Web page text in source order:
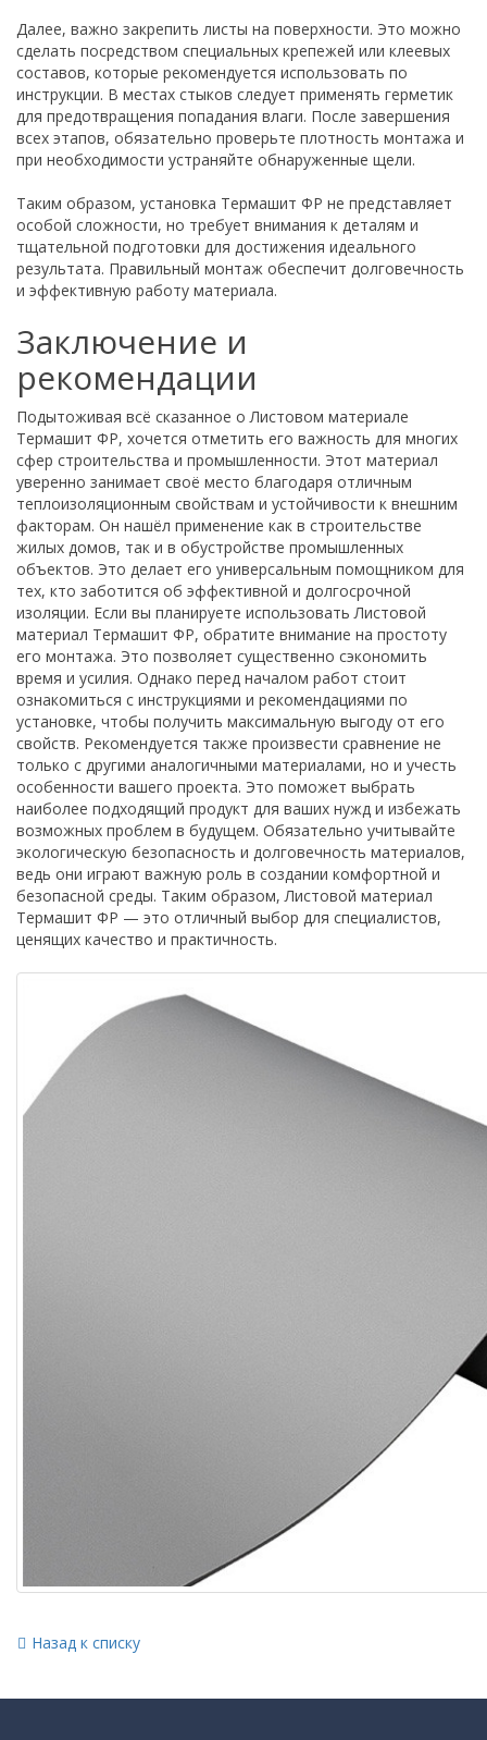
Далее, важно закрепить листы на поверхности. Это можно
сделать посредством специальных крепежей или клеевых
составов, которые рекомендуется использовать по
инструкции. В местах стыков следует применять герметик
для предотвращения попадания влаги. После завершения
всех этапов, обязательно проверьте плотность монтажа и
при необходимости устраняйте обнаруженные щели.
Таким образом, установка Термашит ФР не представляет
особой сложности, но требует внимания к деталям и
тщательной подготовки для достижения идеального
результата. Правильный монтаж обеспечит долговечность
и эффективную работу материала.
Заключение и
рекомендации
Подытоживая всё сказанное о Листовом материале
Термашит ФР, хочется отметить его важность для многих
сфер строительства и промышленности. Этот материал
уверенно занимает своё место благодаря отличным
теплоизоляционным свойствам и устойчивости к внешним
факторам. Он нашёл применение как в строительстве
жилых домов, так и в обустройстве промышленных
объектов. Это делает его универсальным помощником для
тех, кто заботится об эффективной и долгосрочной
изоляции. Если вы планируете использовать Листовой
материал Термашит ФР, обратите внимание на простоту
его монтажа. Это позволяет существенно сэкономить
время и усилия. Однако перед началом работ стоит
ознакомиться с инструкциями и рекомендациями по
установке, чтобы получить максимальную выгоду от его
свойств. Рекомендуется также произвести сравнение не
только с другими аналогичными материалами, но и учесть
особенности вашего проекта. Это поможет выбрать
наиболее подходящий продукт для ваших нужд и избежать
возможных проблем в будущем. Обязательно учитывайте
экологическую безопасность и долговечность материалов,
ведь они играют важную роль в создании комфортной и
безопасной среды. Таким образом, Листовой материал
Термашит ФР — это отличный выбор для специалистов,
ценящих качество и практичность.
Назад к списку